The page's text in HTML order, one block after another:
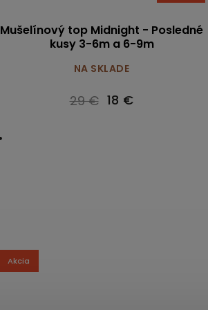
Mušelínový top Midnight - Posledné
kusy 3-6m a 6-9m
NA SKLADE
29 € 18 €
Akcia